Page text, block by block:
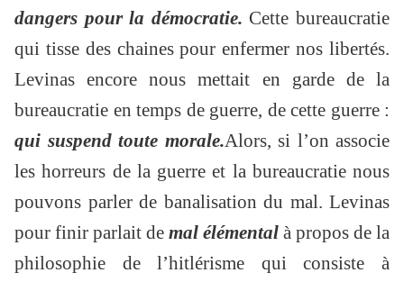
dangers pour la démocratie. Cette bureaucratie
qui tisse des chaines pour enfermer nos libertés.
Levinas encore nous mettait en garde de la
bureaucratie en temps de guerre, de cette guerre :
qui suspend toute morale.Alors, si l’on associe
les horreurs de la guerre et la bureaucratie nous
pouvons parler de banalisation du mal. Levinas
pour finir parlait de mal élémental à propos de la
philosophie de l’hitlérisme qui consiste à